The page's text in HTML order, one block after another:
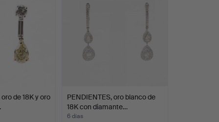
de 18K y oro
PENDIENTES, oro blanco de
18K con diamante…
6 días